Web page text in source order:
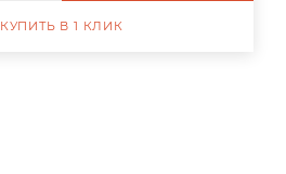
КУПИТЬ В 1 КЛИК